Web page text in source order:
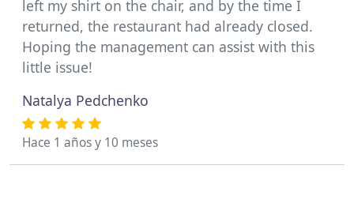
left my shirt on the chair, and by the time I
returned, the restaurant had already closed.
Hoping the management can assist with this
little issue!
Natalya Pedchenko
Hace 1 años y 10 meses